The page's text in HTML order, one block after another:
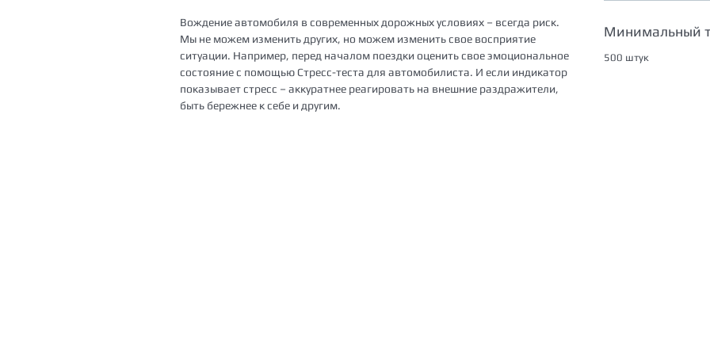
Вождение автомобиля в современных дорожных условиях – всегда риск.
Мы не можем изменить других, но можем изменить свое восприятие
ситуации. Например, перед началом поездки оценить свое эмоциональное
состояние с помощью Стресс-теста для автомобилиста. И если индикатор
показывает стресс – аккуратнее реагировать на внешние раздражители,
быть бережнее к себе и другим.
Минимальный
500 штук